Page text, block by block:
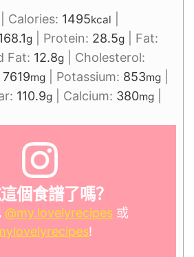
Calories: 1495kcal
g Protein: 28.5g
Fat:
Fat: 12.8g
Cholesterol:
7619mg Potassium: 853mg
110.9g Calcium: 380mg
個食譜了嗎？
@my.lovelyrecipes或
!